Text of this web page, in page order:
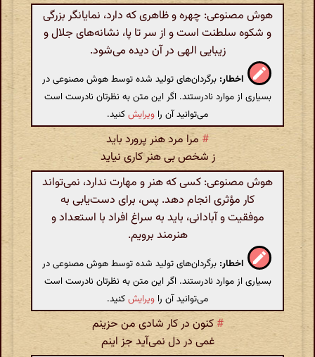
هوش مصنوعی: چهره و ظاهری که دارد، نمایانگر بزرگی
و شکوه سلطنت است و از سر تا پا، نشانه‌های جلال و
زیبایی الهی در آن دیده می‌شود.
اخطار: برگردان‌های تولید شده توسط هوش مصنوعی در
بسیاری از موارد نادرستند. اگر این متن به نظرتان نادرست است
می‌توانید آن را ویرایشکنید.
# مرا مرد هنر پرورد باید
ز شخص بی هنر کاری نیاید
هوش مصنوعی: کسی که هنر و مهارت ندارد، نمی‌تواند
کار مؤثری انجام دهد. پس، برای دست‌یابی به
موفقیت و آبادانی، باید به سراغ افراد با استعداد و
هنرمند برویم.
اخطار: برگردان‌های تولید شده توسط هوش مصنوعی در
بسیاری از موارد نادرستند. اگر این متن به نظرتان نادرست است
می‌توانید آن را ویرایشکنید.
# کنون در کار شادی من حزینم
غمی در دل نمی‌آید جز اینم